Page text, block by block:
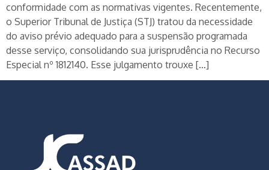
conformidade com as normativas vigentes. Recentemente,
o Superior Tribunal de Justiça (STJ) tratou da necessidade
do aviso prévio adequado para a suspensão programada
desse serviço, consolidando sua jurisprudência no Recurso
Especial nº 1812140. Esse julgamento trouxe […]